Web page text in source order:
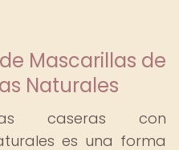
Mascarillas de
Naturales
caseras con
es una forma